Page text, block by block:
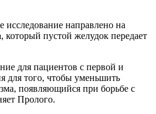
исследование направлено на
пустой желудок передает
для пациентов с первой и
для того, чтобы уменьшить
появляющийся при борьбе с
Пролого.